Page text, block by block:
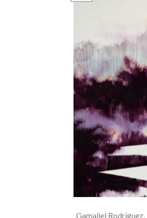
Gamaliel Rodríguez,